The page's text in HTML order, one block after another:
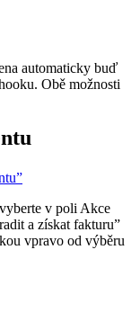
automaticky buď
Obě možnosti
v poli Akce
a získat fakturu”
vpravo od výběru